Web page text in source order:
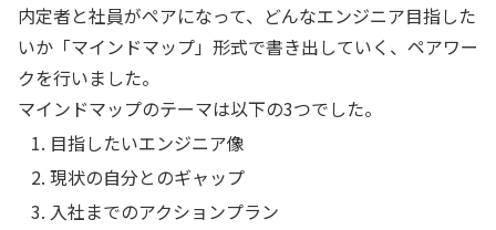
内定者と社員がペアになって、どんなエンジニア目指した
いか「マインドマップ」形式で書き出していく、ペアワー
クを行いました。
マインドマップのテーマは以下の3つでした。
目指したいエンジニア像
現状の自分とのギャップ
入社までのアクションプラン